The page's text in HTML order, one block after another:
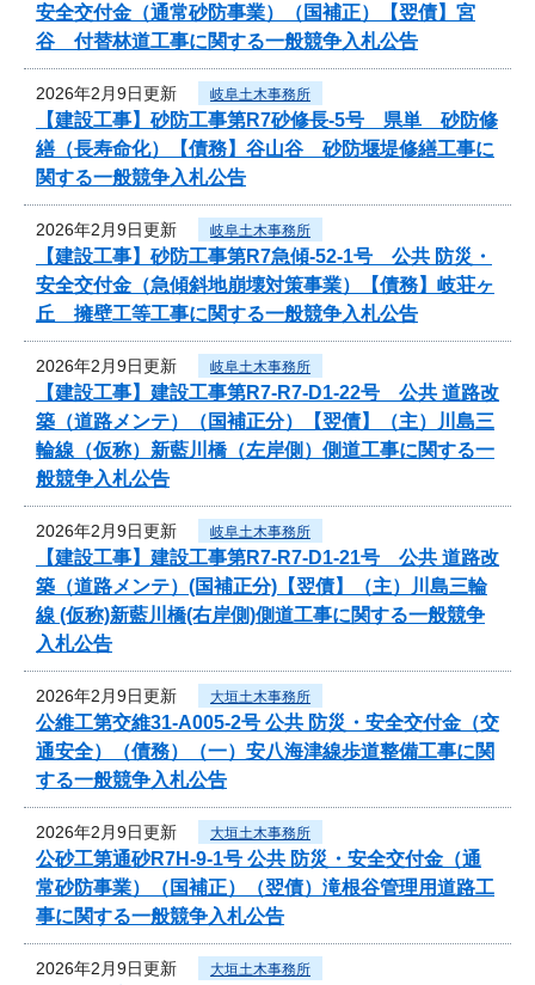
安全交付金（通常砂防事業）（国補正）【翌債】宮
谷 付替林道工事に関する一般競争入札公告
2026年2月9日更新 岐阜土木事務所
【建設工事】砂防工事第R7砂修長-5号 県単 砂防修
繕（長寿命化）【債務】谷山谷 砂防堰堤修繕工事に
関する一般競争入札公告
2026年2月9日更新 岐阜土木事務所
【建設工事】砂防工事第R7急傾-52-1号 公共 防災・
安全交付金（急傾斜地崩壊対策事業）【債務】岐荘ヶ
丘 擁壁工等工事に関する一般競争入札公告
2026年2月9日更新 岐阜土木事務所
【建設工事】建設工事第R7-R7-D1-22号 公共 道路改
築（道路メンテ）（国補正分）【翌債】（主）川島三
輪線（仮称）新藍川橋（左岸側）側道工事に関する一
般競争入札公告
2026年2月9日更新 岐阜土木事務所
【建設工事】建設工事第R7-R7-D1-21号 公共 道路改
築（道路メンテ）(国補正分)【翌債】（主）川島三輪
線 (仮称)新藍川橋(右岸側)側道工事に関する一般競争
入札公告
2026年2月9日更新 大垣土木事務所
公維工第交維31-A005-2号 公共 防災・安全交付金（交
通安全）（債務）（一）安八海津線歩道整備工事に関
する一般競争入札公告
2026年2月9日更新 大垣土木事務所
公砂工第通砂R7H-9-1号 公共 防災・安全交付金（通
常砂防事業）（国補正）（翌債）滝根谷管理用道路工
事に関する一般競争入札公告
2026年2月9日更新 大垣土木事務所